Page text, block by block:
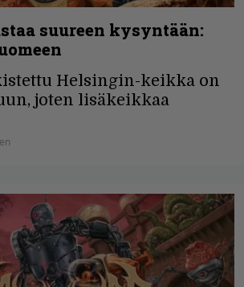
suureen kysyntään:
Helsingin-keikka on
joten lisäkeikkaa